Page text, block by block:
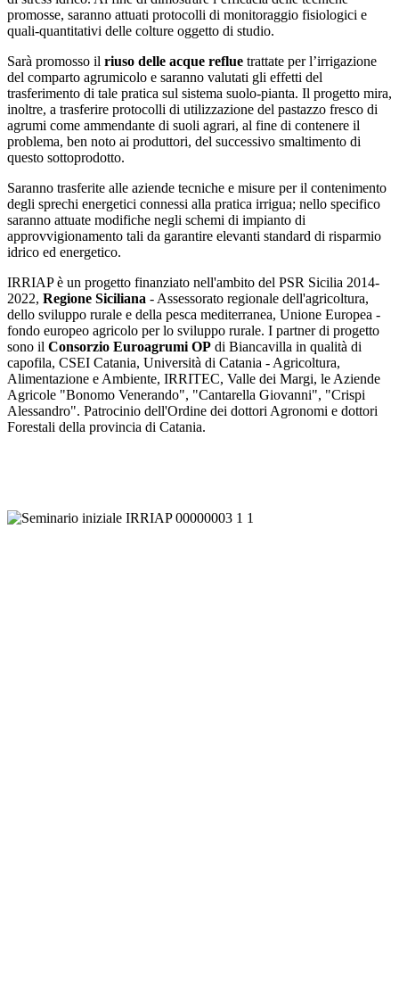
promosse, saranno attuati protocolli di monitoraggio fisiologici e
quali-quantitativi delle colture oggetto di studio.
Sarà promosso il riuso delle acque reflue trattate per l’irrigazione
del comparto agrumicolo e saranno valutati gli effetti del
trasferimento di tale pratica sul sistema suolo-pianta. Il progetto mira,
inoltre, a trasferire protocolli di utilizzazione del pastazzo fresco di
agrumi come ammendante di suoli agrari, al fine di contenere il
problema, ben noto ai produttori, del successivo smaltimento di
questo sottoprodotto.
Saranno trasferite alle aziende tecniche e misure per il contenimento
degli sprechi energetici connessi alla pratica irrigua; nello specifico
saranno attuate modifiche negli schemi di impianto di
approvvigionamento tali da garantire elevanti standard di risparmio
idrico ed energetico.
IRRIAP è un progetto finanziato nell'ambito del PSR Sicilia 2014-
2022, Regione Siciliana - Assessorato regionale dell'agricoltura,
dello sviluppo rurale e della pesca mediterranea, Unione Europea -
fondo europeo agricolo per lo sviluppo rurale. I partner di progetto
sono il Consorzio Euroagrumi OP di Biancavilla in qualità di
capofila, CSEI Catania, Università di Catania - Agricoltura,
Alimentazione e Ambiente, IRRITEC, Valle dei Margi, le Aziende
Agricole "Bonomo Venerando", "Cantarella Giovanni", "Crispi
Alessandro". Patrocinio dell'Ordine dei dottori Agronomi e dottori
Forestali della provincia di Catania.